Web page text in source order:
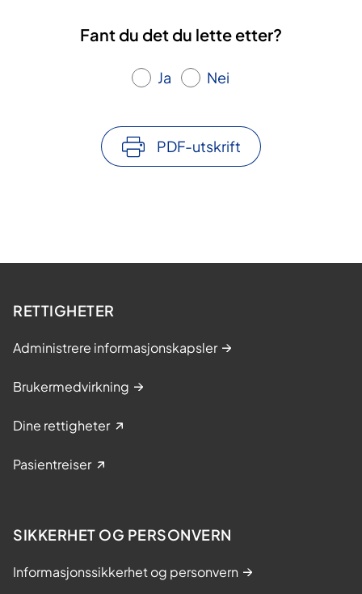
Fant du det du lette etter?
Ja Nei
PDF-utskrift
RETTIGHETER
Administrere informasjonskapsler
Brukermedvirkning
Dine rettigheter
Pasientreiser
SIKKERHET OG PERSONVERN
Informasjonssikkerhet og personvern